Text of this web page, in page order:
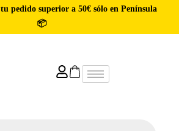
pedido superior a 50€ sólo en Península
📦